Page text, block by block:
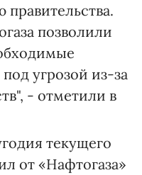
позволили
угрозой из-за
- отметили в
текущего
от «Нафтогаза»